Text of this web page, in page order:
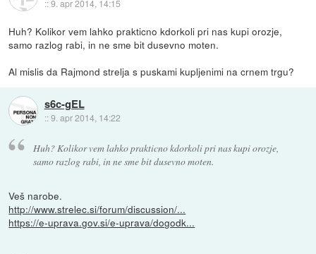
::9. apr 2014, 14:15
Huh? Kolikor vem lahko prakticno kdorkoli pri nas kupi orozje,
samo razlog rabi, in ne sme bit dusevno moten.
Al mislis da Rajmond strelja s puskami kupljenimi na crnem trgu?
s6c-gEL
::9. apr 2014, 14:22
Huh? Kolikor vem lahko prakticno kdorkoli pri nas kupi orozje,
samo razlog rabi, in ne sme bit dusevno moten.
Veš narobe.
http://www.strelec.si/forum/discussion/...
https://e-uprava.gov.si/e-uprava/dogodk...